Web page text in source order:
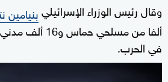
وقال رئيس الوزراء الإسرائيليبنيامين
ألفا من مسلحي
في الحرب.